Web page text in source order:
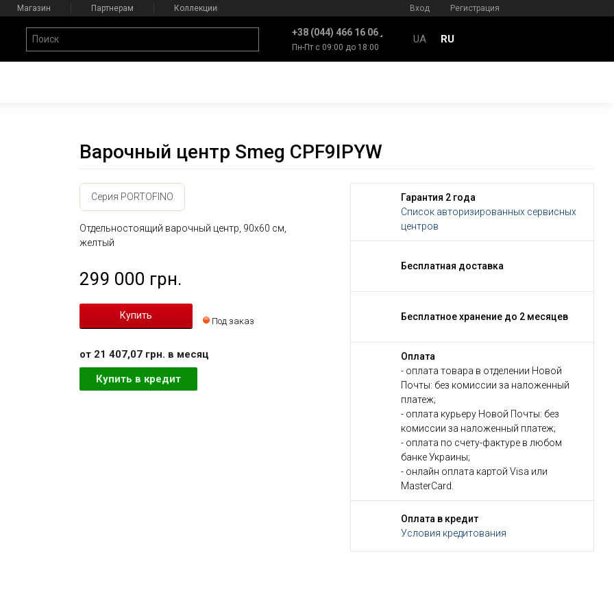
Магазин Партнерам Коллекции Вход Регистрация
+38 (044) 466 16 06
Пн-Пт с 09:00 до 18:00
UA RU
Варочный центр Smeg CPF9IPYW
Серия PORTOFINO
Отдельностоящий варочный центр, 90х60 см,
желтый
299 000 грн.
Под заказ
от 21 407,07 грн. в месяц
Купить в кредит
Гарантия 2 года
Список авторизированных сервисных
центров
Бесплатная доставка
Бесплатное хранение до 2 месяцев
Оплата
- оплата товара в отделении Новой
Почты: без комиссии за наложенный
платеж;
- оплата курьеру Новой Почты: без
комиссии за наложенный платеж;
- оплата по счету-фактуре в любом
банке Украины;
- онлайн оплата картой Visa или
MasterCard.
Оплата в кредит
Условия кредитования